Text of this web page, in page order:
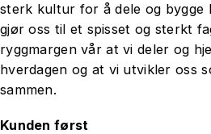
sterk kultur for å dele og bygge
gjør oss til et spisset og sterkt
ryggmargen vår at vi deler og
hverdagen og at vi utvikler oss
sammen.
Kunden først